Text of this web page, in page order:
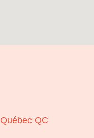
Québec QC